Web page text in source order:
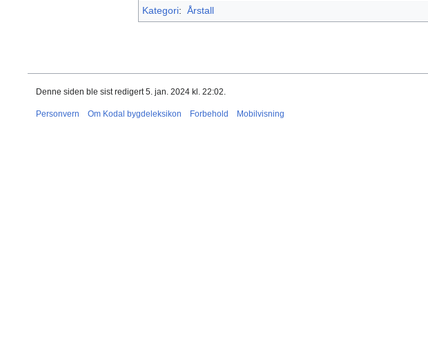
Kategori: Årstall
Denne siden ble sist redigert 5. jan. 2024 kl. 22:02.
Personvern Om Kodal bygdeleksikon Forbehold Mobilvisning